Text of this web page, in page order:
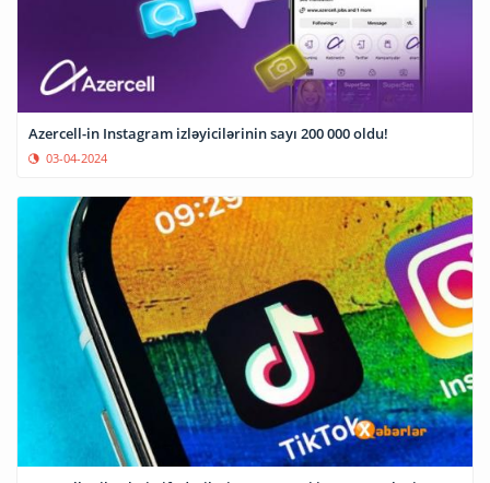
Azercell-in Instagram izləyicilərinin sayı 200 000 oldu!
03-04-2024